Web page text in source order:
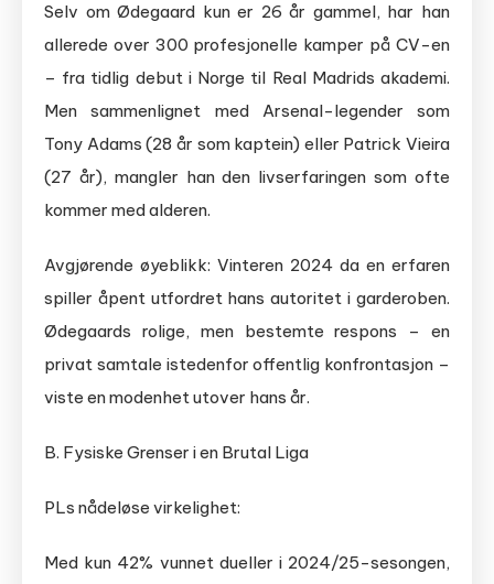
Selv om Ødegaard kun er 26 år gammel, har han
allerede over 300 profesjonelle kamper på CV-en
– fra tidlig debut i Norge til Real Madrids akademi.
Men sammenlignet med Arsenal-legender som
Tony Adams (28 år som kaptein) eller Patrick Vieira
(27 år), mangler han den livserfaringen som ofte
kommer med alderen.
Avgjørende øyeblikk: Vinteren 2024 da en erfaren
spiller åpent utfordret hans autoritet i garderoben.
Ødegaards rolige, men bestemte respons – en
privat samtale istedenfor offentlig konfrontasjon –
viste en modenhet utover hans år.
B. Fysiske Grenser i en Brutal Liga
PLs nådeløse virkelighet:
Med kun 42% vunnet dueller i 2024/25-sesongen,